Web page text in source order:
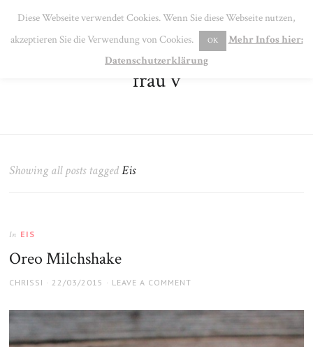
MENU
frau v
Showing all posts taggedEis
In EIS
Oreo Milchshake
AUTHOR
CHRISSI
POSTED
22/03/2015 LEAVE A COMMENT
Diese Webseite verwendet Cookies. Wenn Sie diese Webseite nutzen,
akzeptieren Sie die Verwendung von Cookies.
OK
Mehr Infos hier:
Datenschutzerklärung